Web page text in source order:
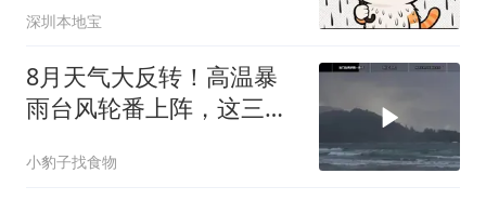
38℃！
深圳本地宝
8月天气大反转！高温暴
雨台风轮番上阵，这三轮
小豹子找食物